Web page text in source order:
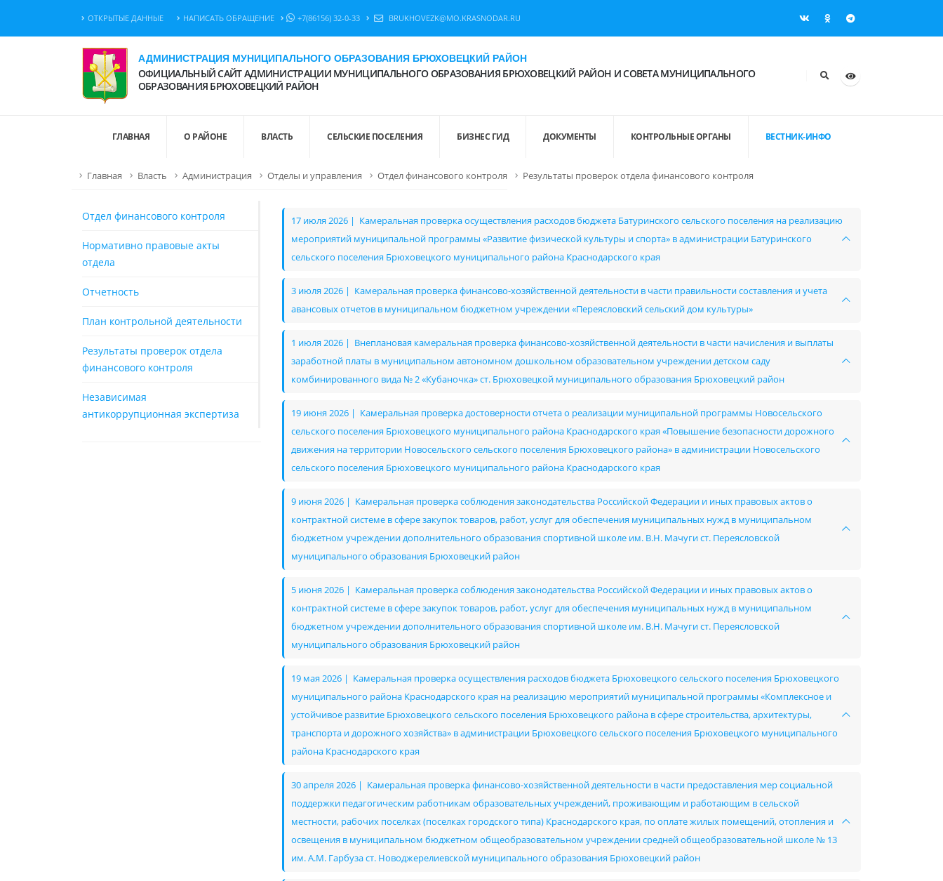
ОТКРЫТЫЕ ДАННЫЕ НАПИСАТЬ ОБРАЩЕНИЕ +7(86156) 32-0-33 BRUKHOVEZK@MO.KRASNODAR.RU
АДМИНИСТРАЦИЯ МУНИЦИПАЛЬНОГО ОБРАЗОВАНИЯ БРЮХОВЕЦКИЙ РАЙОН
ОФИЦИАЛЬНЫЙ САЙТ АДМИНИСТРАЦИИ МУНИЦИПАЛЬНОГО ОБРАЗОВАНИЯ БРЮХОВЕЦКИЙ РАЙОН И СОВЕТА МУНИЦИПАЛЬНОГО
ОБРАЗОВАНИЯ БРЮХОВЕЦКИЙ РАЙОН
ГЛАВНАЯ О РАЙОНЕ ВЛАСТЬ СЕЛЬСКИЕ ПОСЕЛЕНИЯ БИЗНЕС ГИД ДОКУМЕНТЫ КОНТРОЛЬНЫЕ ОРГАНЫ ВЕСТНИК-ИНФО
Главная Власть Администрация Отделы и управления Отдел финансового контроля Результаты проверок отдела финансового контроля
Отдел финансового контроля
Нормативно правовые акты
отдела
Отчетность
План контрольной деятельности
Результаты проверок отдела
финансового контроля
Независимая
антикоррупционная экспертиза
17 июля 2026 | Камеральная проверка осуществления расходов бюджета Батуринского сельского поселения на реализацию
мероприятий муниципальной программы «Развитие физической культуры и спорта» в администрации Батуринского
сельского поселения Брюховецкого муниципального района Краснодарского края
3 июля 2026 | Камеральная проверка финансово-хозяйственной деятельности в части правильности составления и учета
авансовых отчетов в муниципальном бюджетном учреждении «Переясловский сельский дом культуры»
1 июля 2026 | Внеплановая камеральная проверка финансово-хозяйственной деятельности в части начисления и выплаты
заработной платы в муниципальном автономном дошкольном образовательном учреждении детском саду
комбинированного вида № 2 «Кубаночка» ст. Брюховецкой муниципального образования Брюховецкий район
19 июня 2026 | Камеральная проверка достоверности отчета о реализации муниципальной программы Новосельского
сельского поселения Брюховецкого муниципального района Краснодарского края «Повышение безопасности дорожного
движения на территории Новосельского сельского поселения Брюховецкого района» в администрации Новосельского
сельского поселения Брюховецкого муниципального района Краснодарского края
9 июня 2026 | Камеральная проверка соблюдения законодательства Российской Федерации и иных правовых актов о
контрактной системе в сфере закупок товаров, работ, услуг для обеспечения муниципальных нужд в муниципальном
бюджетном учреждении дополнительного образования спортивной школе им. В.Н. Мачуги ст. Переясловской
муниципального образования Брюховецкий район
5 июня 2026 | Камеральная проверка соблюдения законодательства Российской Федерации и иных правовых актов о
контрактной системе в сфере закупок товаров, работ, услуг для обеспечения муниципальных нужд в муниципальном
бюджетном учреждении дополнительного образования спортивной школе им. В.Н. Мачуги ст. Переясловской
муниципального образования Брюховецкий район
19 мая 2026 | Камеральная проверка осуществления расходов бюджета Брюховецкого сельского поселения Брюховецкого
муниципального района Краснодарского края на реализацию мероприятий муниципальной программы «Комплексное и
устойчивое развитие Брюховецкого сельского поселения Брюховецкого района в сфере строительства, архитектуры,
транспорта и дорожного хозяйства» в администрации Брюховецкого сельского поселения Брюховецкого муниципального
района Краснодарского края
30 апреля 2026 | Камеральная проверка финансово-хозяйственной деятельности в части предоставления мер социальной
поддержки педагогическим работникам образовательных учреждений, проживающим и работающим в сельской
местности, рабочих поселках (поселках городского типа) Краснодарского края, по оплате жилых помещений, отопления и
освещения в муниципальном бюджетном общеобразовательном учреждении средней общеобразовательной школе № 13
им. А.М. Гарбуза ст. Новоджерелиевской муниципального образования Брюховецкий район